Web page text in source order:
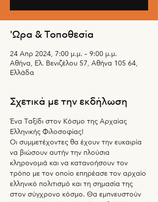
'Ωρα & Τοποθεσία
24 Απρ 2024, 7:00 μ.μ. – 9:00 μ.μ.
Αθήνα, Ελ. Βενιζέλου 57, Αθήνα 105 64,
Ελλάδα
Σχετικά με την εκδήλωση
Ένα Ταξίδι στον Κόσμο της Αρχαίας
Ελληνικής Φιλοσοφίας!
Οι συμμετέχοντες θα έχουν την ευκαιρία
να βιώσουν αυτήν την πλούσια
κληρονομιά και να κατανοήσουν τον
τρόπο με τον οποίο επηρέασε τον αρχαίο
ελληνικό πολιτισμό και τη σημασία της
στον σύγχρονο κόσμο. Θα εμπνευστούν